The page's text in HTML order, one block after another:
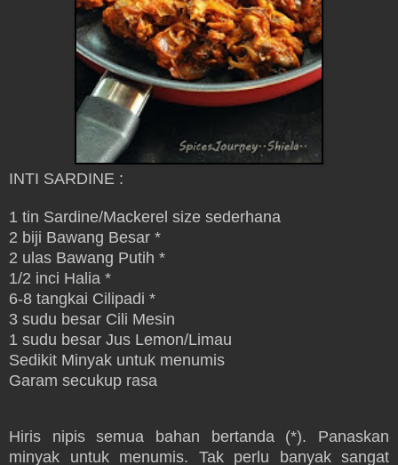
INTI SARDINE :
1 tin Sardine/Mackerel size sederhana
2 biji Bawang Besar *
2 ulas Bawang Putih *
1/2 inci Halia *
6-8 tangkai Cilipadi *
3 sudu besar Cili Mesin
1 sudu besar Jus Lemon/Limau
Sedikit Minyak untuk menumis
Garam secukup rasa
Hiris nipis semua bahan bertanda (*). Panaskan
minyak untuk menumis. Tak perlu banyak sangat